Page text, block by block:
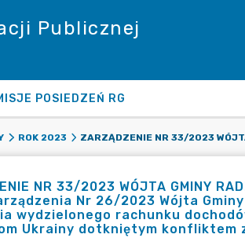
Publicznej
POSIEDZEŃ RG
ROK 2023
NR 33/2023 WÓJTA GMINY
Nr 26/2023 Wójta
wydzielonego rachunku
Ukrainy dotkniętym konfliktem